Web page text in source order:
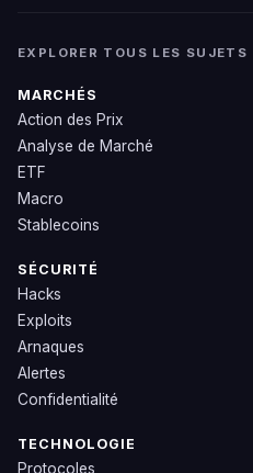
EXPLORER TOUS LES SUJETS
MARCHÉS
Action des Prix
Analyse de Marché
ETF
Macro
Stablecoins
SÉCURITÉ
Hacks
Exploits
Arnaques
Alertes
Confidentialité
TECHNOLOGIE
Protocoles